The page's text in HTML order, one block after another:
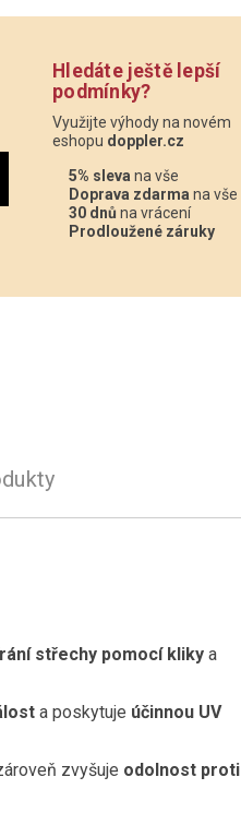
Hledáte ještě lepší
podmínky?
Využijte výhody na novém
eshopu doppler.cz
5% sleva na vše
Doprava zdarma na vše
30 dnů na vrácení
Prodloužené záruky
střechy pomocí kliky a
a poskytuje účinnou UV
zvyšuje odolnost proti